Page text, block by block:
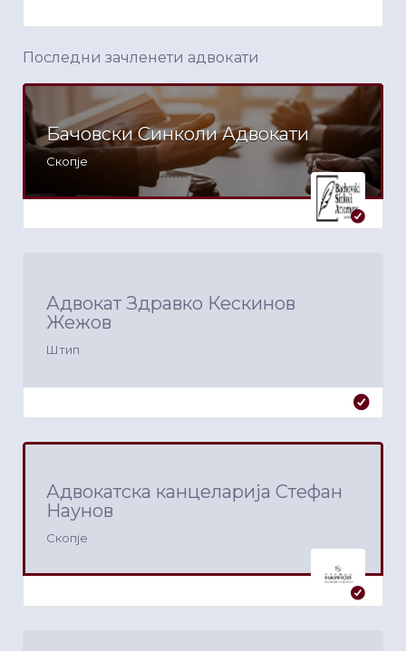
Последни зачленети адвокати
Бачовски Синколи Адвокати
Скопје
Адвокат Здравко Кескинов
Жежов
Штип
Адвокатска канцеларија Стефан
Наунов
Скопје